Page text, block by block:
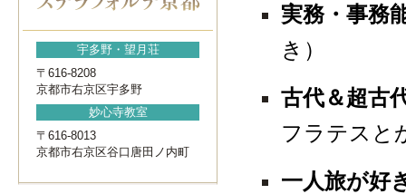
宇多野・望月荘
〒616-8208
京都市右京区宇多野
妙心寺教室
〒616-8013
京都市右京区谷口唐田ノ内町
実務・事務
き）
古代＆超古
フラテスと
一人旅が好